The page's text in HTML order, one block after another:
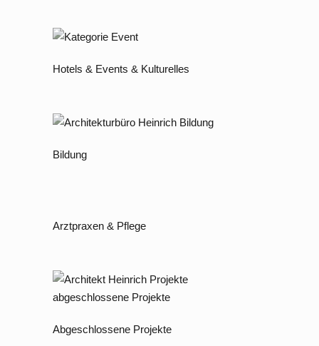
Hotels & Events & Kulturelles
Bildung
Arztpraxen & Pflege
Abgeschlossene Projekte